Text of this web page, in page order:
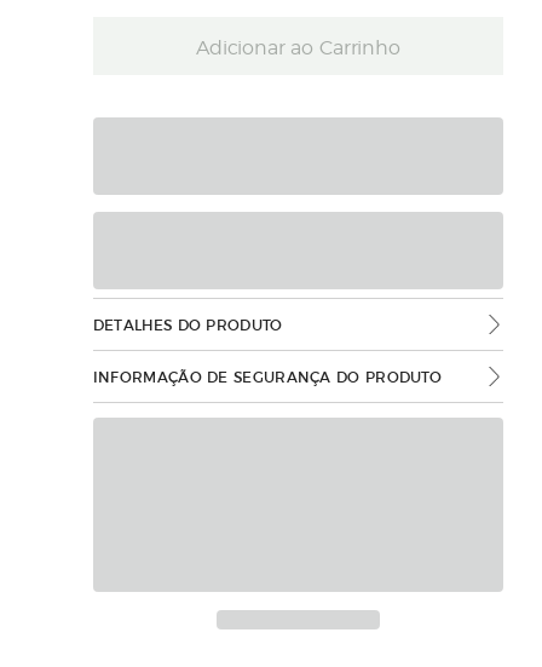
Adicionar ao Carrinho
DETALHES DO PRODUTO
INFORMAÇÃO DE SEGURANÇA DO PRODUTO